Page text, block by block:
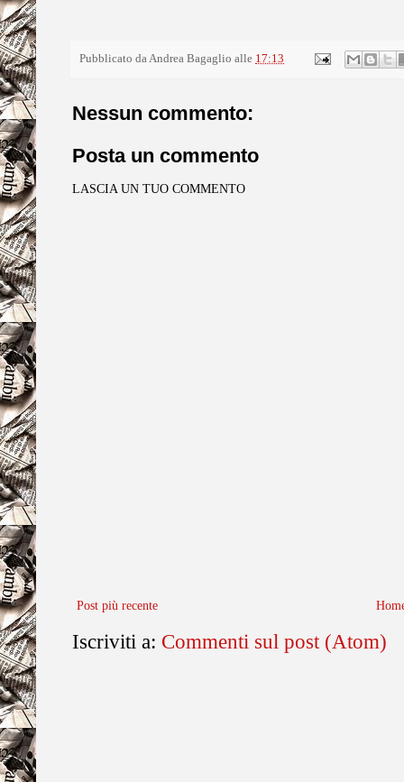
Pubblicato da Andrea Bagaglio alle 17:13
Nessun commento:
Posta un commento
LASCIA UN TUO COMMENTO
Post più recente
Iscriviti a: Commenti sul post (Atom)